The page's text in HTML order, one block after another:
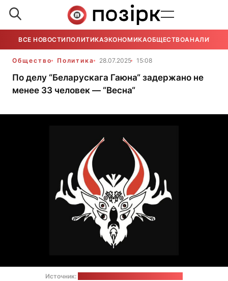
ВСЕ НОВОСТИ ПОЛИТИКАЭКОНОМИКАОБЩЕСТВОАНАЛИТИКА
Общество Политика 28.07.2025 15:08
По делу “Беларускага Гаюна“ задержано не
менее 33 человек — “Весна“
Источник: